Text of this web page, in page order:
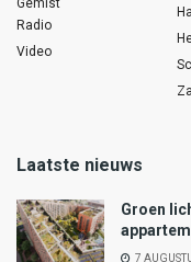
Radio
Video
Laatste nieuws
Groen
7